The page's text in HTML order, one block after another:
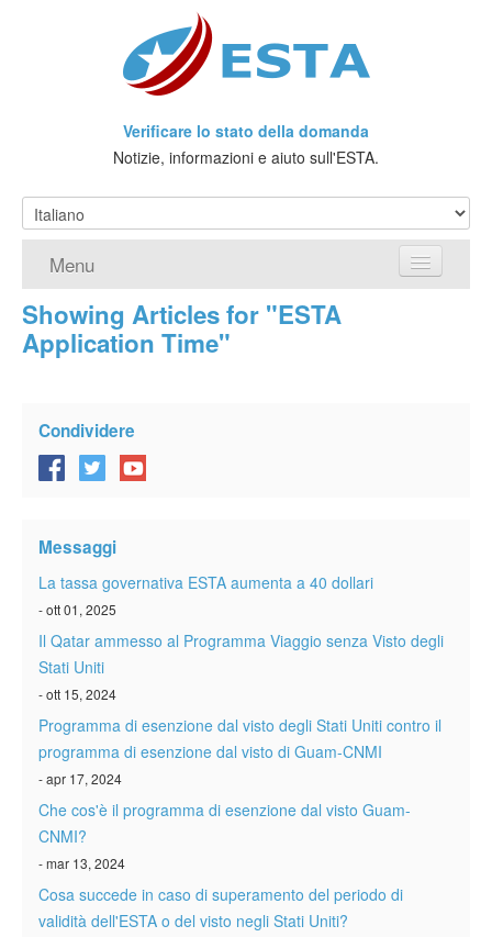
Verificare lo stato della domanda
Notizie, informazioni e aiuto sull'ESTA.
Menu
Home
Viaggio senza Visto
ESTA info
Contatto
Showing Articles for "ESTA
Application Time"
Condividere
Messaggi
La tassa governativa ESTA aumenta a 40 dollari
- ott 01, 2025
Il Qatar ammesso al Programma Viaggio senza Visto degli
Stati Uniti
- ott 15, 2024
Programma di esenzione dal visto degli Stati Uniti contro il
programma di esenzione dal visto di Guam-CNMI
- apr 17, 2024
Che cos'è il programma di esenzione dal visto Guam-
CNMI?
- mar 13, 2024
Cosa succede in caso di superamento del periodo di
validità dell'ESTA o del visto negli Stati Uniti?